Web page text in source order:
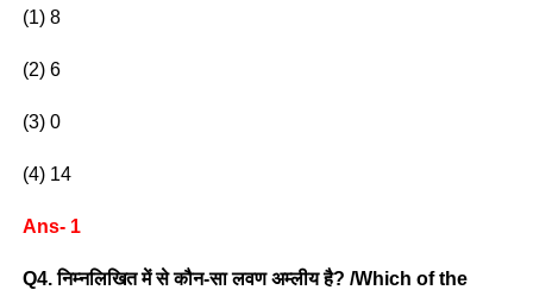
(1) 8
(2) 6
(3) 0
(4) 14
Ans- 1
Q4. निम्नलिखित में से कौन-सा लवण अम्लीय है? /Which of the